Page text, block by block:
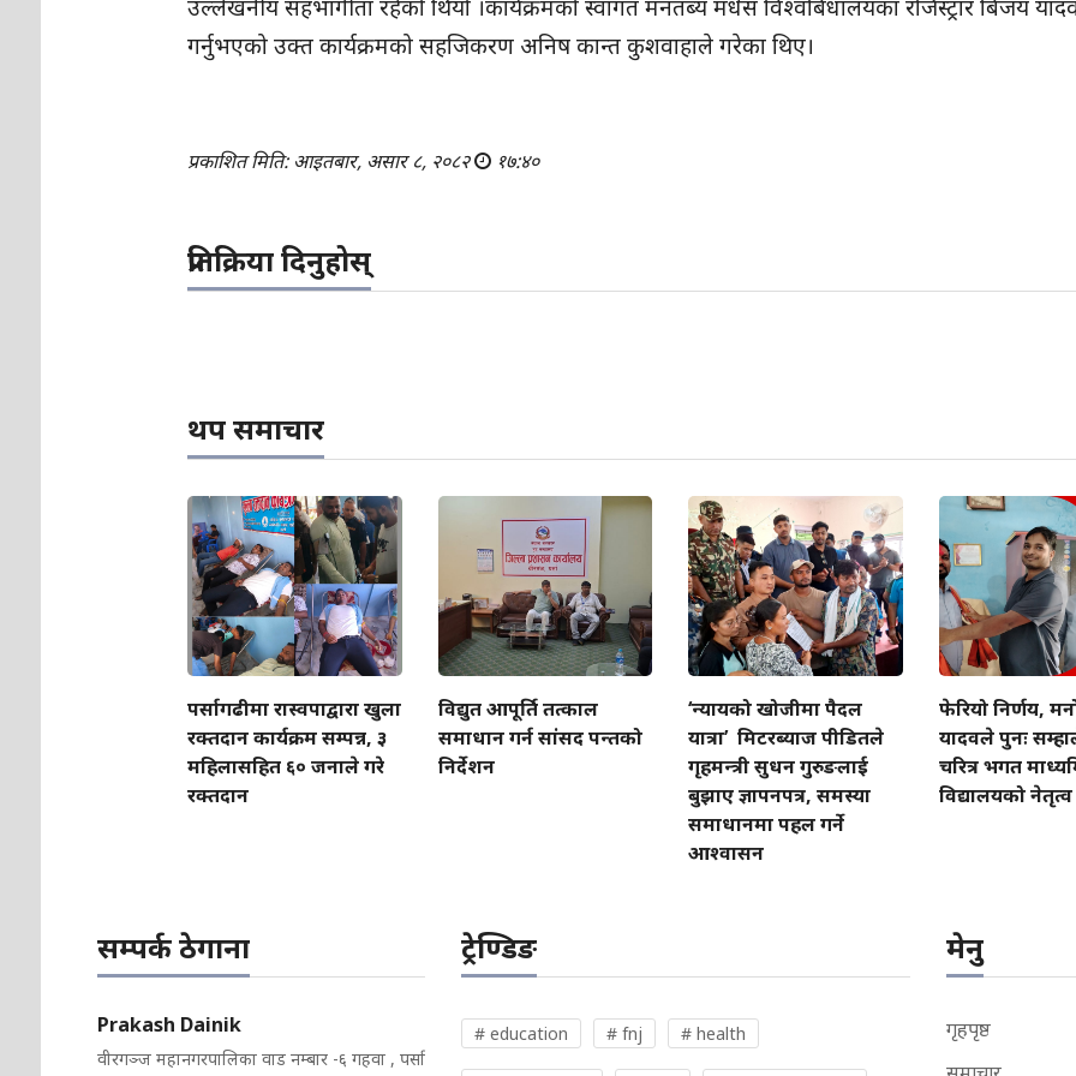
उल्लेखनीय सहभागीता रहेको थियो ।कार्यक्रमको स्वागत मनतब्य मधेस विश्वबिधालयका रजिस्ट्रार बिजय
गर्नुभएको उक्त कार्यक्रमको सहजिकरण अनिष कान्त कुशवाहाले गरेका थिए।
प्रकाशित मिति: आइतबार, असार ८, २०८२ १७:४०
प्रतिक्रिया दिनुहोस्
थप समाचार
पर्सागढीमा रास्वपाद्वारा खुला
रक्तदान कार्यक्रम सम्पन्न, ३
महिलासहित ६० जनाले गरे
रक्तदान
विद्युत आपूर्ति तत्काल
समाधान गर्न सांसद पन्तको
निर्देशन
‘न्यायको खोजीमा पैदल
यात्रा’ मिटरब्याज पीडितले
गृहमन्त्री सुधन गुरुङलाई
बुझाए ज्ञापनपत्र, समस्या
समाधानमा पहल गर्ने
आश्वासन
फेरियो निर्णय,
यादवले पुनः
चरित्र भगत
विद्यालयको नेतृत्व
सम्पर्क ठेगाना
Prakash Dainik
वीरगञ्ज महानगरपालिका वाड नम्बार -६ गहवा , पर्सा
ट्रेण्डिङ
# education # fnj # health
मेनु
गृहपृष्ठ